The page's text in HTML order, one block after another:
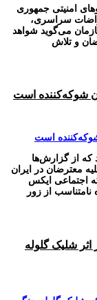
امنیتی جمهوری
اعتراضات سراسری،
می‌گوید شواهد
و تلاش
شوکه‌کننده است
که از گزارش‌ها
معترضان در ایران
اجتماعی ایکس
از زور
شلیک گلوله